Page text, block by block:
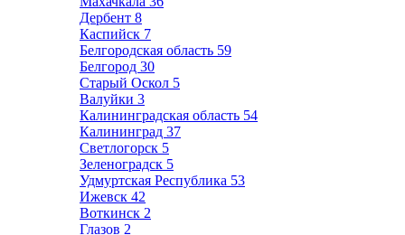
Дербент 8
Каспийск 7
Белгородская область 59
Белгород 30
Старый Оскол 5
Валуйки 3
Калининградская область 54
Калининград 37
Светлогорск 5
Зеленоградск 5
Удмуртская Республика 53
Ижевск 42
Воткинск 2
Глазов 2